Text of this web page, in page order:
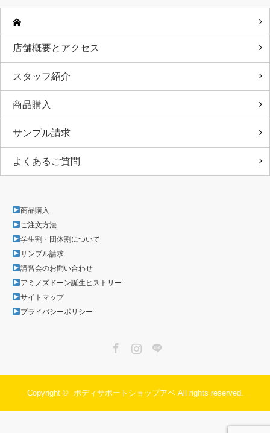
店舗概要とアクセス
スタッフ紹介
商品購入
サンプル請求
よくあるご質問
商品購入
ご注文方法
学生割・団体割について
サンプル請求
講習会のお問い合わせ
アミノズドーン誕生ヒストリー
サイトマップ
プライバシーポリシー
Copyright © ボディサポートショップアベAll rights reserved.